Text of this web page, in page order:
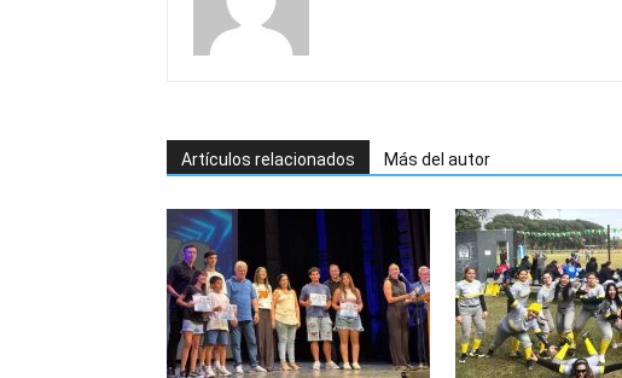
Artículos relacionados Más del autor